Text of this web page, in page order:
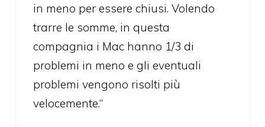
in meno per essere chiusi. Volendo
trarre le somme, in questa
compagnia i Mac hanno 1/3 di
problemi in meno e gli eventuali
problemi vengono risolti più
velocemente.“